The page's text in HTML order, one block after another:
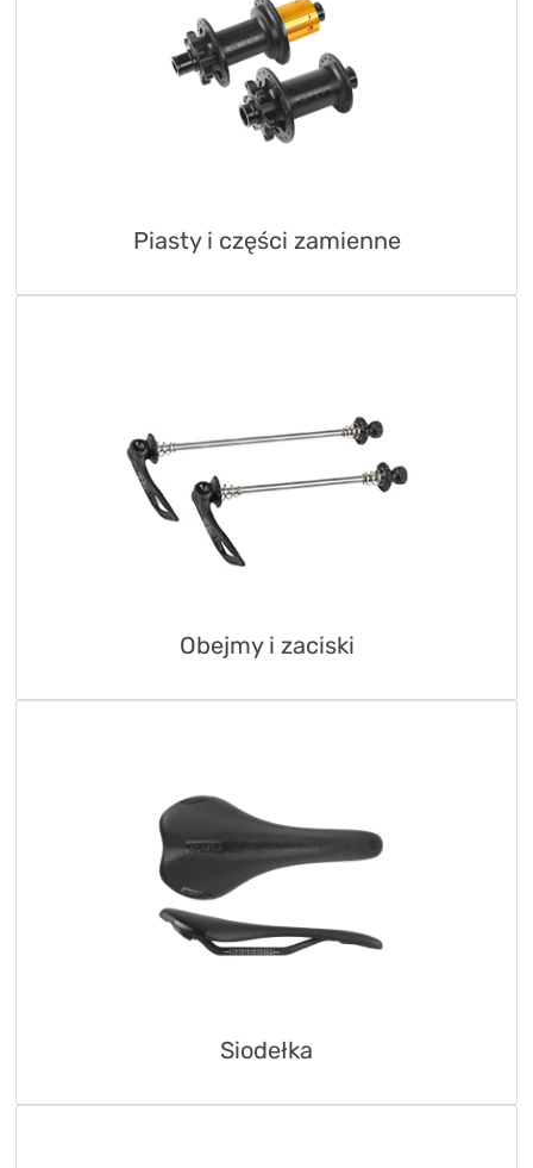
Piasty i części zamienne
Obejmy i zaciski
Siodełka